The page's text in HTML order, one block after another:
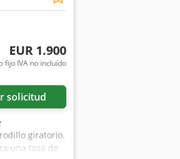
EUR 1.900
fijo IVA no incluído
solicitud
giratorio.
una tasa de